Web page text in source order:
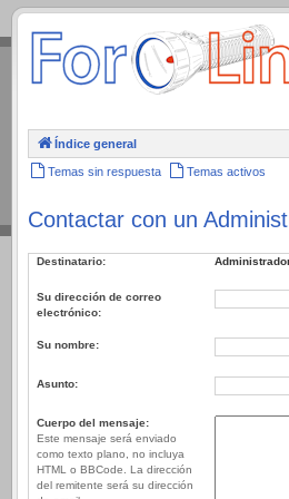
.
Índice general
Temas sin respuesta Temas activos
Contactar con un
Destinatario:
Su dirección de correo
electrónico:
Su nombre:
Asunto:
Cuerpo del mensaje:
Este mensaje será enviado
como texto plano, no incluya
HTML o BBCode. La dirección
del remitente será su dirección